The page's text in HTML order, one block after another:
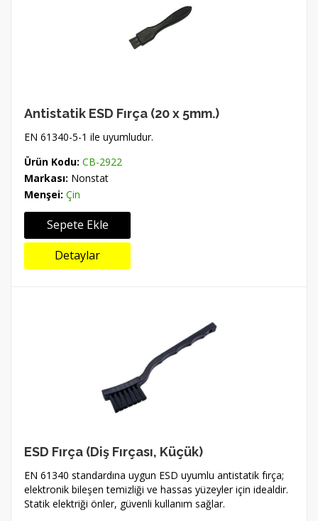
Antistatik ESD Fırça (20 x 5mm.)
EN 61340-5-1 ile uyumludur.
Ürün Kodu: CB-2922
Markası: Nonstat
Menşei: Çin
Sepete Ekle
Detaylar
ESD Fırça (Diş Fırçası, Küçük)
EN 61340 standardına uygun ESD uyumlu antistatik fırça;
elektronik bileşen temizliği ve hassas yüzeyler için idealdir.
Statik elektriği önler, güvenli kullanım sağlar.